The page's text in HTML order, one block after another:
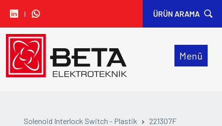
I ÜRÜN ARAMA
Menü
Solenoid Interlock Switch - Plastik 221307F
• CARLO GAVAZZI
• IDEM SAFETY